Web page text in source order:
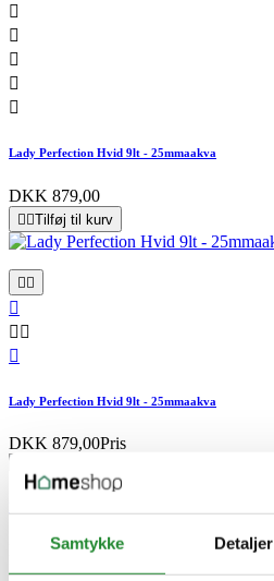
Samtykke Detaljer





Lady Perfection Hvid 9lt - 25mmaakva
DKK 879,00
Tilføj til kurv


 

Lady Perfection Hvid 9lt - 25mmaakva
DKK 879,00Pris
Maling & farve
Lady Perfection Hvit 9lt - 25mmaakva